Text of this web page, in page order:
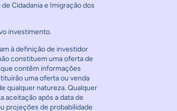
Cidadania e Imigração dos
investimento.
à definição de investidor
constituem uma oferta de
contêm informações
uma oferta ou venda
qualquer natureza. Qualquer
aceitação após a data de
projeções de probabilidade